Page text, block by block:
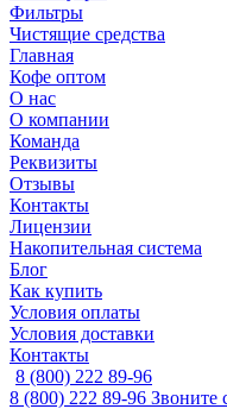
Фильтры
Чистящие средства
Главная
Кофе оптом
О нас
О компании
Команда
Реквизиты
Отзывы
Контакты
Лицензии
Накопительная система
Блог
Как купить
Условия оплаты
Условия доставки
Контакты
8 (800) 222 89-96
8 (800) 222 89-96 Звоните